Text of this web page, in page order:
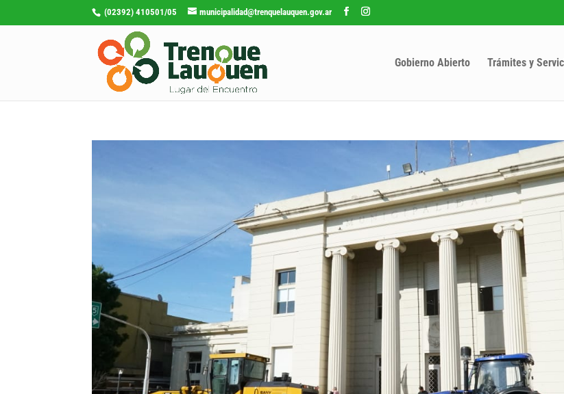
(02392) 410501/05 municipalidad@trenquelauquen.gov.ar
Gobierno Abierto Trámites y